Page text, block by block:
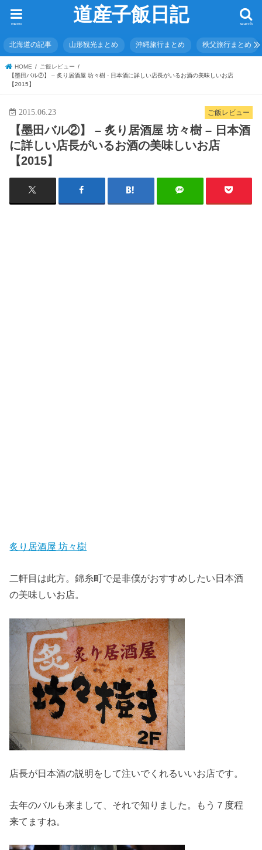
道産子飯日記 search
menu
北海道の記事 山形観光まとめ 沖縄旅行まとめ 秩父旅行まとめ
HOME
ご飯レビュー
【墨田バル②】 – 炙り居酒屋 坊々樹 - 日本酒に詳しい店長がいるお酒の美味しいお店
【2015】
ご飯レビュー
2015.06.23
【墨田バル②】 – 炙り居酒屋 坊々樹 – 日本酒
に詳しい店長がいるお酒の美味しいお店
【2015】
炙り居酒屋 坊々樹
二軒目は此方。錦糸町で是非僕がおすすめしたい日本酒
の美味しいお店。
店長が日本酒の説明をして注いでくれるいいお店です。
去年のバルも来まして、それで知りました。もう７度程
来てますね。